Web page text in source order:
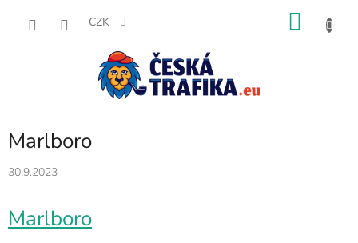
CZK
Marlboro
30.9.2023
Marlboro